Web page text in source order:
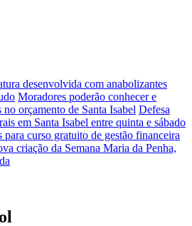
desenvolvida com anabolizantes
Moradores poderão conhecer e
orçamento de Santa Isabel Defesa
em Santa Isabel entre quinta e sábado
para curso gratuito de gestão financeira
criação da Semana Maria da Penha,